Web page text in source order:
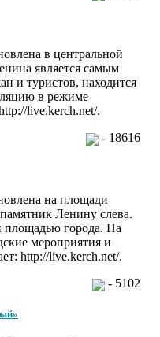
в центральной
является самым
и туристов, находится
в режиме
live.kerch.net/.
- 18616
на площади
Ленину слева.
площадью города. На
мероприятия и
http://live.kerch.net/.
- 5102